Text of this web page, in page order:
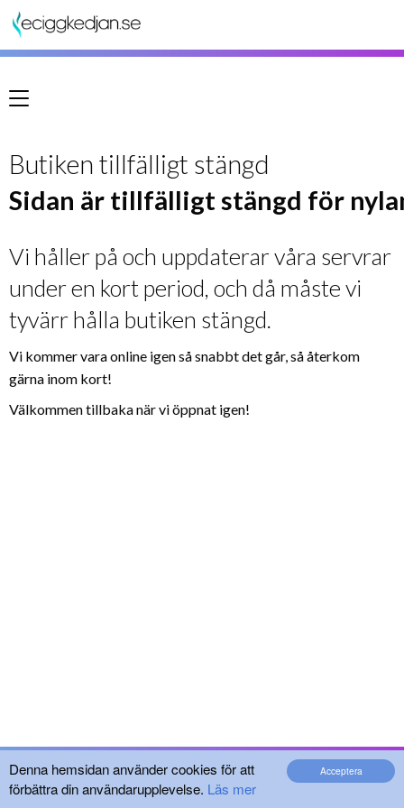
Acceptera
Denna hemsidan använder cookies för att
förbättra din användarupplevelse. Läs mer
Meny
Butiken tillfälligt stängd
Sidan är tillfälligt stängd för
Vi håller på och uppdaterar våra servrar
under en kort period, och då måste vi
tyvärr hålla butiken stängd.
Vi kommer vara online igen så snabbt det går, så återkom
gärna inom kort!
Välkommen tillbaka när vi öppnat igen!